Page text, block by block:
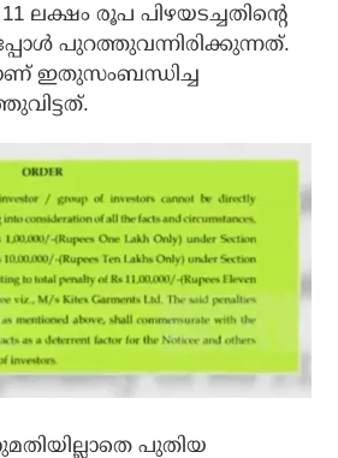
ലക്ഷം രൂപ പിഴയടച്ചതിന്റെ
പുറത്തുവന്നിരിക്കുന്നത്.
ഇതുസംബന്ധിച്ച
പുതിയ